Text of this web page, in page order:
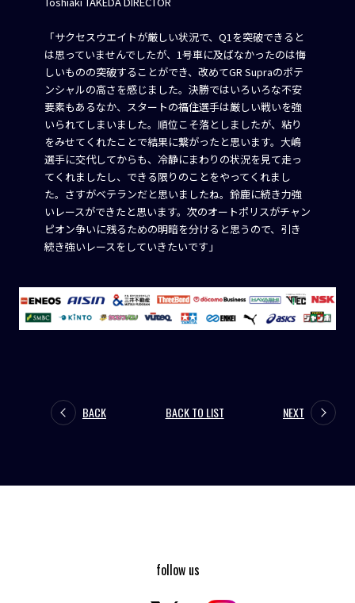
「サクセスウエイトが厳しい状況で、Q1を突破できると
は思っていませんでしたが、1号車に及ばなかったのは悔
しいものの突破することができ、改めてGR Supraのポテ
ンシャルの高さを感じました。決勝ではいろいろな不安
要素もあるなか、スタートの福住選手は厳しい戦いを強
いられてしまいました。順位こそ落としましたが、粘り
をみせてくれたことで結果に繋がったと思います。大嶋
選手に交代してからも、冷静にまわりの状況を見て走っ
てくれましたし、できる限りのことをやってくれまし
た。さすがベテランだと思いましたね。鈴鹿に続き力強
いレースができたと思います。次のオートポリスがチャン
ピオン争いに残るための明暗を分けると思うので、引き
続き強いレースをしていきたいです」
BACK BACK TO LIST NEXT
follow us